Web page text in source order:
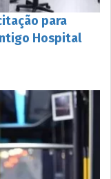
para
Hospital